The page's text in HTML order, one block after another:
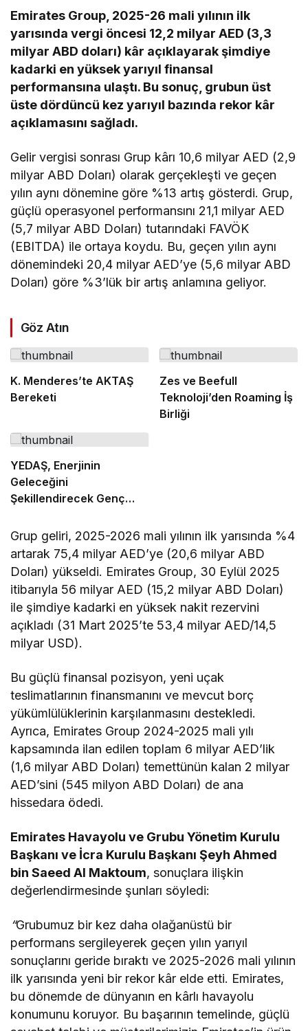
Emirates Group, 2025-26 mali yılının ilk
yarısında vergi öncesi 12,2 milyar AED (3,3
milyar ABD doları) kâr açıklayarak şimdiye
kadarki en yüksek yarıyıl finansal
performansına ulaştı. Bu sonuç, grubun üst
üste dördüncü kez yarıyıl bazında rekor kâr
açıklamasını sağladı.
Gelir vergisi sonrası Grup kârı 10,6 milyar AED (2,9
milyar ABD Doları) olarak gerçekleşti ve geçen
yılın aynı dönemine göre %13 artış gösterdi. Grup,
güçlü operasyonel performansını 21,1 milyar AED
(5,7 milyar ABD Doları) tutarındaki FAVÖK
(EBITDA) ile ortaya koydu. Bu, geçen yılın aynı
dönemindeki 20,4 milyar AED’ye (5,6 milyar ABD
Doları) göre %3’lük bir artış anlamına geliyor.
Göz Atın
K. Menderes’te AKTAŞ
Bereketi
Zes ve Beefull
Teknoloji’den Roaming İş
Birliği
YEDAŞ, Enerjinin
Geleceğini
Şekillendirecek Genç
Grup geliri, 2025-2026 mali yılının ilk yarısında %4
artarak 75,4 milyar AED’ye (20,6 milyar ABD
Doları) yükseldi. Emirates Group, 30 Eylül 2025
itibarıyla 56 milyar AED (15,2 milyar ABD Doları)
ile şimdiye kadarki en yüksek nakit rezervini
açıkladı (31 Mart 2025’te 53,4 milyar AED/14,5
milyar USD).
Bu güçlü finansal pozisyon, yeni uçak
teslimatlarının finansmanını ve mevcut borç
yükümlülüklerinin karşılanmasını destekledi.
Ayrıca, Emirates Group 2024-2025 mali yılı
kapsamında ilan edilen toplam 6 milyar AED’lik
(1,6 milyar ABD Doları) temettünün kalan 2 milyar
AED’sini (545 milyon ABD Doları) de ana
hissedara ödedi.
Emirates Havayolu ve Grubu Yönetim Kurulu
Başkanı ve İcra Kurulu Başkanı Şeyh Ahmed
bin Saeed Al Maktoum, sonuçlara ilişkin
değerlendirmesinde şunları söyledi:
“Grubumuz bir kez daha olağanüstü bir
performans sergileyerek geçen yılın yarıyıl
sonuçlarını geride bıraktı ve 2025-2026 mali yılının
ilk yarısında yeni bir rekor kâr elde etti. Emirates,
bu dönemde de dünyanın en kârlı havayolu
konumunu koruyor. Bu başarının temelinde, güçlü